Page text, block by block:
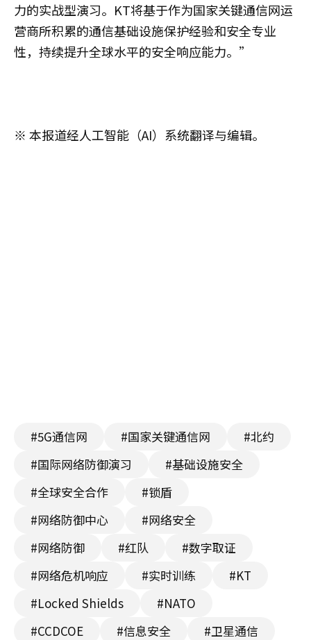
力的实战型演习。KT将基于作为国家关键通信网运
营商所积累的通信基础设施保护经验和安全专业
性，持续提升全球水平的安全响应能力。”
※ 本报道经人工智能（AI）系统翻译与编辑。
#5G通信网 #国家关键通信网
#北约
#国际网络防御演习
#基础设施安全
#全球安全合作
#锁盾
#网络防御中心
#网络安全
#网络防御
#红队
#数字取证
#网络危机响应
#实时训练
#KT
#Locked Shields
#NATO
#CCDCOE
#信息安全
#卫星通信